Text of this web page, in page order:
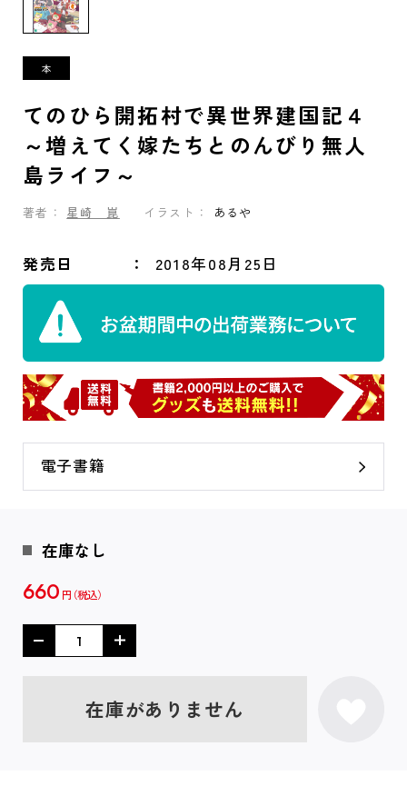
てのひら開拓村で異世界建国記４
～増えてく嫁たちとのんびり無人
島ライフ～
著者： 星崎 崑 イラスト： あるや
発売日 2018年08月25日
電子書籍
在庫なし
660 円
在庫がありません